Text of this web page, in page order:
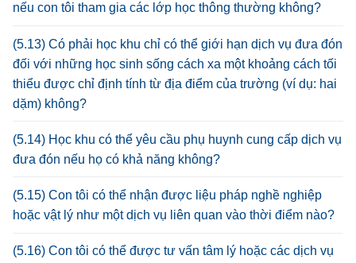
nếu con tôi tham gia các lớp học thông thường không?
(5.13) Có phải học khu chỉ có thể giới hạn dịch vụ đưa đón
đối với những học sinh sống cách xa một khoảng cách tối
thiểu được chỉ định tính từ địa điểm của trường (ví dụ: hai
dặm) không?
(5.14) Học khu có thể yêu cầu phụ huynh cung cấp dịch vụ
đưa đón nếu họ có khả năng không?
(5.15) Con tôi có thể nhận được liệu pháp nghề nghiệp
hoặc vật lý như một dịch vụ liên quan vào thời điểm nào?
(5.16) Con tôi có thể được tư vấn tâm lý hoặc các dịch vụ